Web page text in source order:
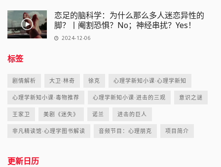
恋足的脑科学：为什么那么多人迷恋异性的
脚？丨阉割恐惧？No；神经串扰？Yes！
2024-12-06
标签
剧情解析 大卫·林奇 徐克 心理学新知小课·心理学新知
心理学新知小课·毒物推荐 心理学新知小课·进击的三观 意识之谜
王家卫 美剧《迷失》 诺兰 进击的巨人
非凡精读馆·心理学图书解读 音频节目：心理朋克 项目简介
更新日历